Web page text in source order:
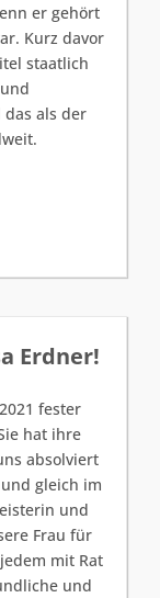
er gehört
Kurz davor
staatlich
als der
Erdner!
fester
hat ihre
absolviert
gleich im
und
Frau für
mit Rat
und